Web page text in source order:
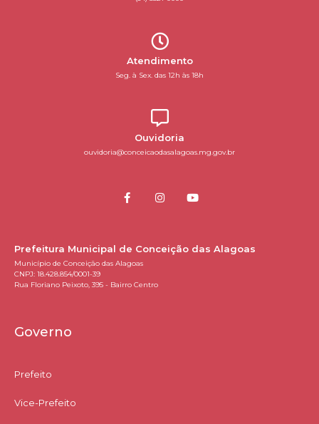
Atendimento
Seg. à Sex. das 12h às 18h
Ouvidoria
ouvidoria@conceicaodasalagoas.mg.gov.br
Prefeitura Municipal de Conceição das Alagoas
Município de Conceição das Alagoas
CNPJ: 18.428.854/0001-39
Rua Floriano Peixoto, 395 - Bairro Centro
Governo
Prefeito
Vice-Prefeito